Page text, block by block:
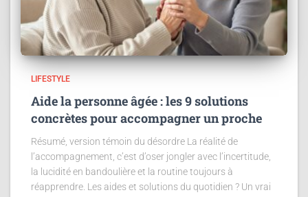
LIFESTYLE
Aide la personne âgée : les 9 solutions
concrètes pour accompagner un proche
Résumé, version témoin du désordre La réalité de
l’accompagnement, c’est d’oser jongler avec l’incertitude,
la lucidité en bandoulière et la routine toujours à
réapprendre. Les aides et solutions du quotidien ? Un vrai